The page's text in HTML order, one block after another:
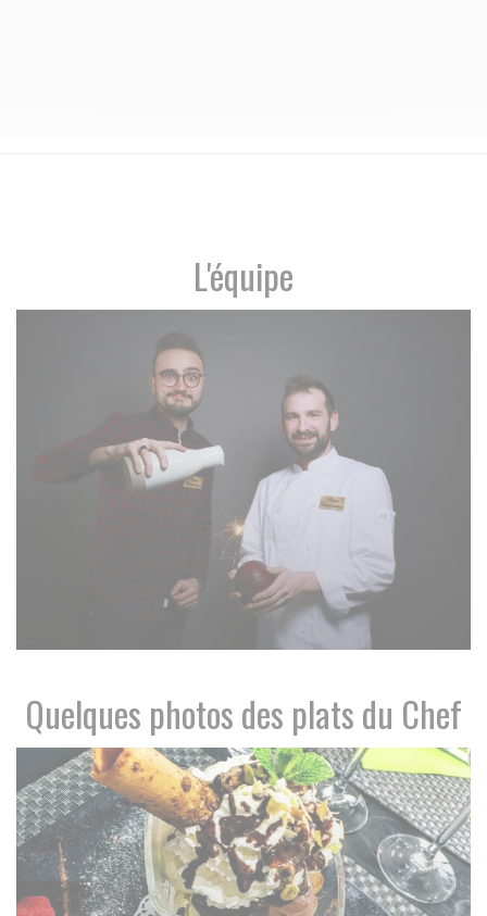
L'équipe
Quelques photos des plats du Chef